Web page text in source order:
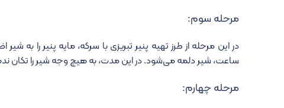
مرحله سوم:
در این مرحله از طرز تهیه پنیر تبریزی با سرکه
ساعت، شیر دلمه می‌شود. در این مدت، به هیچ وجه شیر را تکان
مرحله چهارم: